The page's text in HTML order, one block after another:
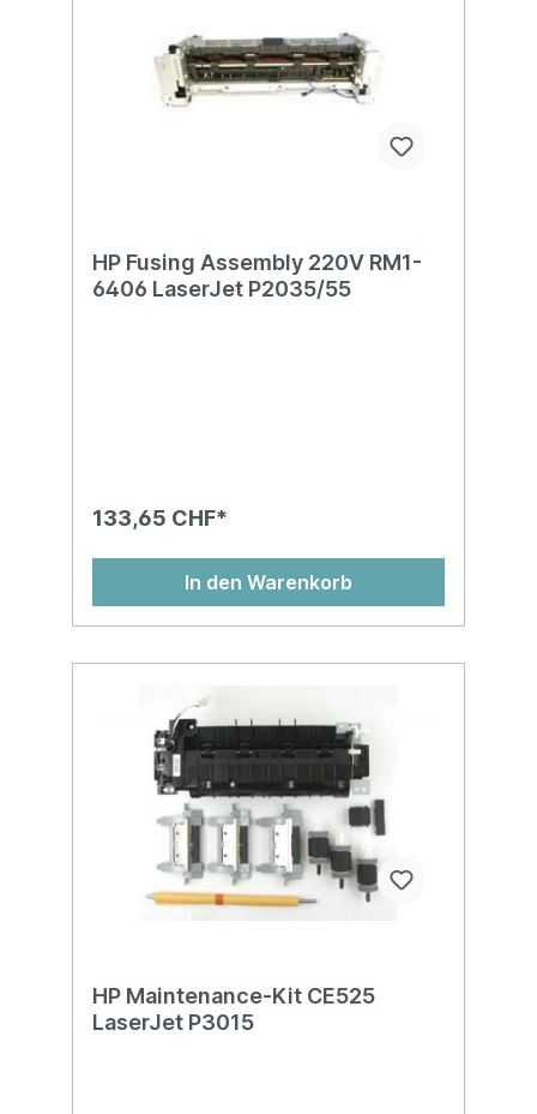
HP Fusing Assembly 220V RM1-
6406 LaserJet P2035/55
133,65 CHF*
In den Warenkorb
HP Maintenance-Kit CE525
LaserJet P3015